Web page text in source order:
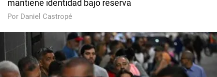
mantiene identidad bajo reserva
Por Daniel Castropé